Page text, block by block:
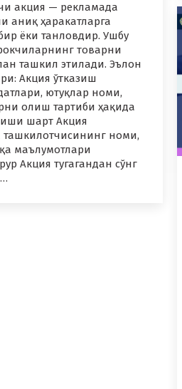
акция — рекламада
аниқ ҳаракатларга
ёки танловдир. Ушбу
товарни
ташкил этилади. Эълон
Акция ўтказиш
ютуқлар номи,
олиш тартиби ҳақида
шарт Акция
ташкилотчисининг номи,
маълумотлари
Акция тугагандан сўнг